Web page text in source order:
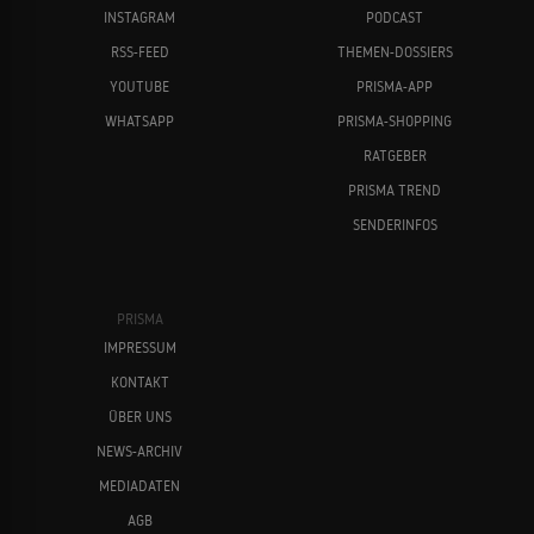
INSTAGRAM
RSS-FEED
YOUTUBE
WHATSAPP
PODCAST
THEMEN-DOSSIERS
PRISMA-APP
PRISMA-SHOPPING
RATGEBER
PRISMA TREND
SENDERINFOS
PRISMA
IMPRESSUM
KONTAKT
ÜBER UNS
NEWS-ARCHIV
MEDIADATEN
AGB